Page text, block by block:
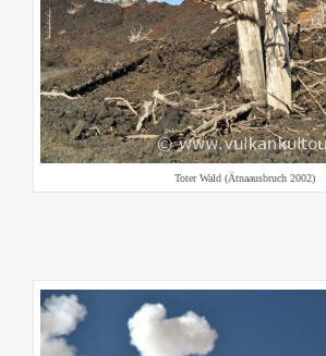
Toter Wald (Ätnaausbruch 2002)